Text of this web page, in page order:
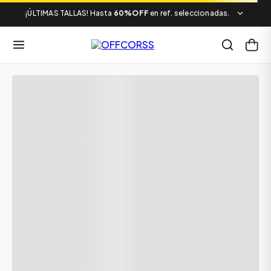
¡ÚLTIMAS TALLAS! Hasta 60%OFF en ref. seleccionadas.